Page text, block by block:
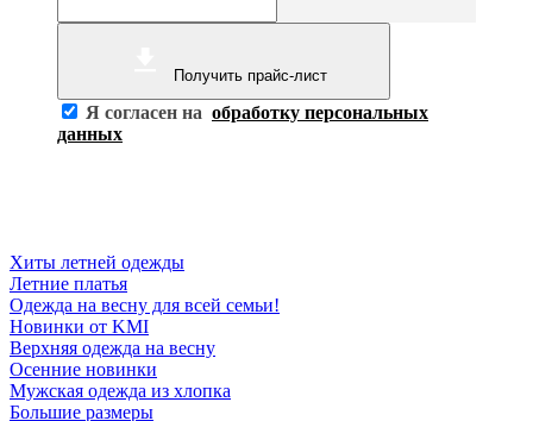
Получить прайс-лист
Я согласен на обработку персональных
данных
Хиты летней одежды
Летние платья
Одежда на весну для всей семьи!
Новинки от KMI
Верхняя одежда на весну
Осенние новинки
Мужская одежда из хлопка
Большие размеры